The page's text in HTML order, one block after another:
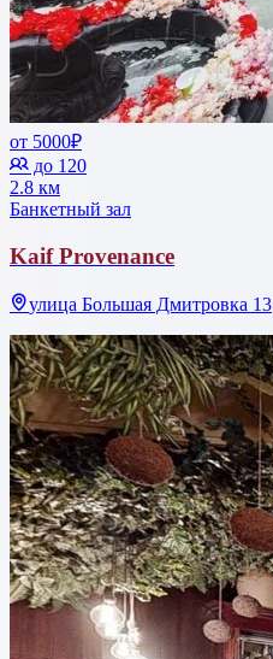
от 5000₽
до 120
2.8 км
Банкетный зал
Kaif Provenance
улица Большая Дмитровка 13